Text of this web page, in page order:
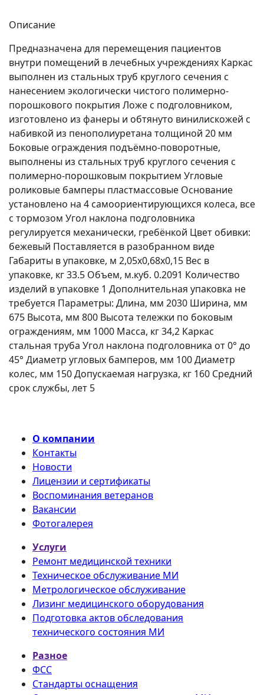
Описание
Предназначена для перемещения пациентов
внутри помещений в лечебных учреждениях Каркас
выполнен из стальных труб круглого сечения с
нанесением экологически чистого полимерно-
порошкового покрытия Ложе с подголовником,
изготовлено из фанеры и обтянуто винилискожей с
набивкой из пенополиуретана толщиной 20 мм
Боковые ограждения подъёмно-поворотные,
выполнены из стальных труб круглого сечения с
полимерно-порошковым покрытием Угловые
роликовые бамперы пластмассовые Основание
установлено на 4 самоориентирующихся колеса, все
с тормозом Угол наклона подголовника
регулируется механически, гребёнкой Цвет обивки:
бежевый Поставляется в разобранном виде
Габариты в упаковке, м 2,05х0,68х0,15 Вес в
упаковке, кг 33.5 Объем, м.куб. 0.2091 Количество
изделий в упаковке 1 Дополнительная упаковка не
требуется Параметры: Длина, мм 2030 Ширина, мм
675 Высота, мм 800 Высота тележки по боковым
ограждениям, мм 1000 Масса, кг 34,2 Каркас
стальная труба Угол наклона подголовника от 0° до
45° Диаметр угловых бамперов, мм 100 Диаметр
колес, мм 150 Допускаемая нагрузка, кг 160 Средний
срок службы, лет 5
О компании
Контакты
Новости
Лицензии и сертификаты
Воспоминания ветеранов
Вакансии
Фотогалерея
Услуги
Ремонт медицинской техники
Техническое обслуживание МИ
Метрологическое обслуживание
Лизинг медицинского оборудования
Подготовка актов обследования
технического состояния МИ
Разное
ФСС
Стандарты оснащения